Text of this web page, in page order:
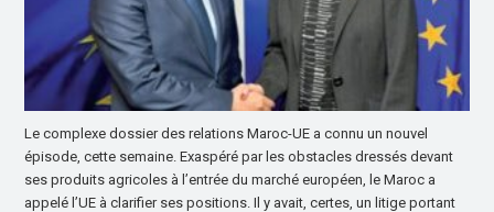
Le complexe dossier des relations Maroc-UE a connu un nouvel
épisode, cette semaine. Exaspéré par les obstacles dressés devant
ses produits agricoles à l’entrée du marché européen, le Maroc a
appelé l’UE à clarifier ses positions. Il y avait, certes, un litige portant